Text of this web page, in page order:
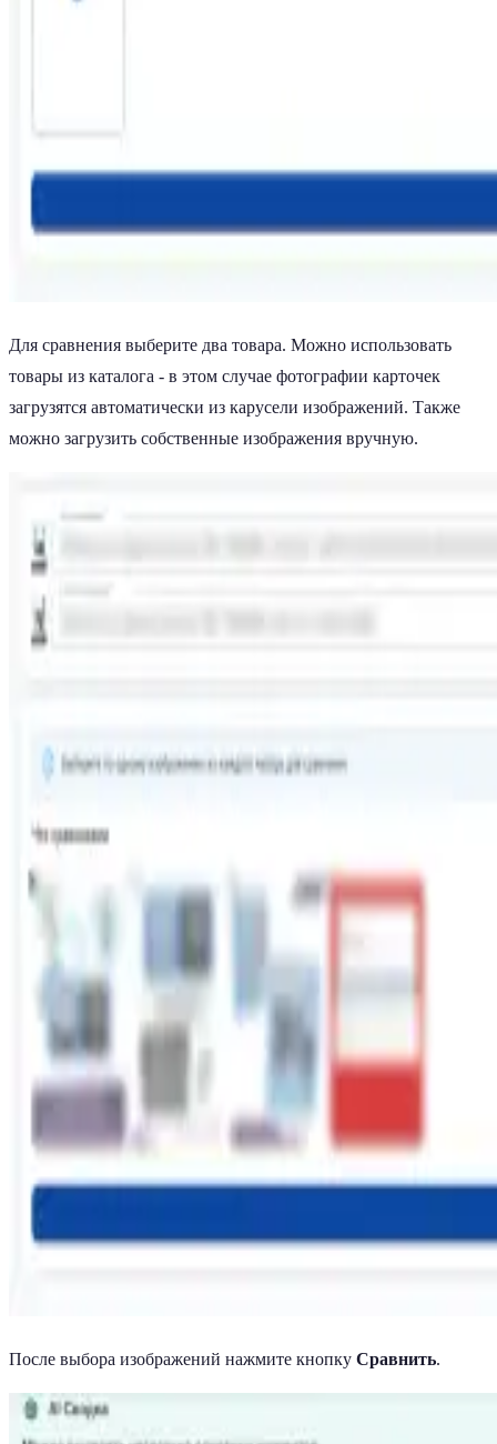
Для сравнения выберите два товара. Можно использовать
товары из каталога - в этом случае фотографии карточек
загрузятся автоматически из карусели изображений. Также
можно загрузить собственные изображения вручную.
После выбора изображений нажмите кнопку Сравнить.